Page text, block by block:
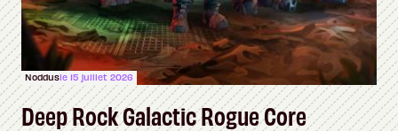
Noddusle 15 juillet 2026
Deep Rock Galactic Rogue Core